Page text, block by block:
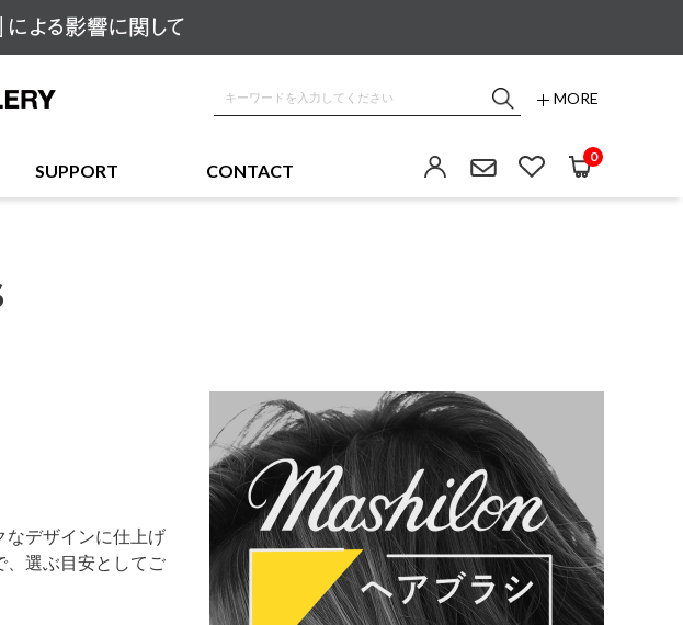
MORE
SUPPORT CONTACT
0
なデザインに仕上げ
、選ぶ目安としてご